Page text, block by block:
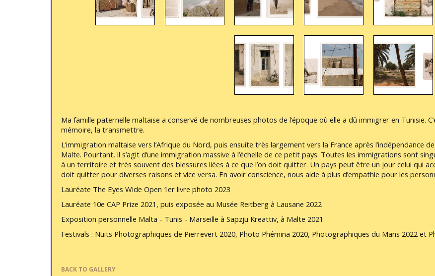
Ma famille paternelle maltaise a conservé de nombreuses photos de l’époque où elle a dû immigrer en Tunisie.
mémoire, la transmettre.
L’immigration maltaise vers l’Afrique du Nord, puis ensuite très largement vers la France après l’indépendance
Malte. Pourtant, il s’agit d’une immigration massive à l’échelle de ce petit pays. Toutes les immigrations sont
à un territoire et très souvent des blessures liées à ce que l’on doit quitter. Un pays peut être un jour celui qui
doit quitter pour diverses raisons et vice versa. En avoir conscience, nous aide à plus d’empathie pour les
Lauréate The Eyes Wide Open 1er livre photo 2023
Lauréate 10e CAP Prize 2021, puis exposée au Musée Reitberg à Lausane 2022
Exposition personnelle Malta - Tunis - Marseille à Sapzju Kreattiv, à Malte 2021
Festivals : Nuits Photographiques de Pierrevert 2020, Photo Phémina 2020, Photographiques du Mans 2022 et
BACK TO GALLERY